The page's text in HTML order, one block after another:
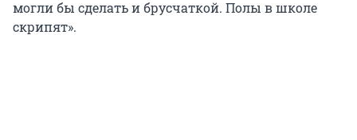
могли бы сделать и брусчаткой. Полы в школе
скрипят».